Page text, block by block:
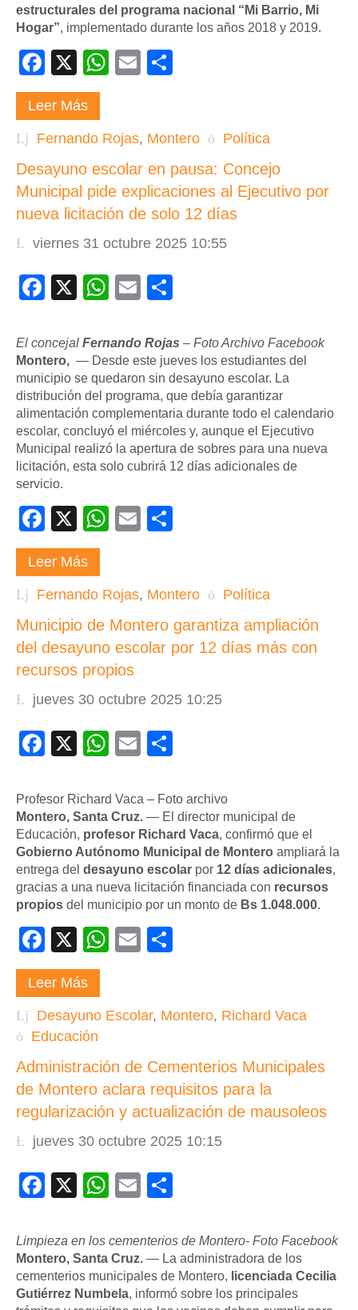
estructurales del programa nacional “Mi Barrio, Mi
Hogar”, implementado durante los años 2018 y 2019.
Facebook
X WhatsApp
Email
Leer Más
Fernando Rojas, Montero Política
Desayuno escolar en pausa: Concejo
Municipal pide explicaciones al Ejecutivo por
nueva licitación de solo 12 días
viernes 31 octubre 2025 10:55
Facebook
X WhatsApp
Email
El concejal Fernando Rojas – Foto Archivo Facebook
Montero, — Desde este jueves los estudiantes del
municipio se quedaron sin desayuno escolar. La
distribución del programa, que debía garantizar
alimentación complementaria durante todo el calendario
escolar, concluyó el miércoles y, aunque el Ejecutivo
Municipal realizó la apertura de sobres para una nueva
licitación, esta solo cubrirá 12 días adicionales de
servicio.
Facebook
X WhatsApp
Email
Leer Más
Fernando Rojas, Montero Política
Municipio de Montero garantiza ampliación
del desayuno escolar por 12 días más con
recursos propios
jueves 30 octubre 2025 10:25
Facebook
X WhatsApp
Email
Profesor Richard Vaca – Foto archivo
Montero, Santa Cruz. — El director municipal de
Educación, profesor Richard Vaca, confirmó que el
Gobierno Autónomo Municipal de Montero ampliará la
entrega del desayuno escolar por 12 días adicionales,
gracias a una nueva licitación financiada con recursos
propios del municipio por un monto de Bs 1.048.000.
Facebook
X WhatsApp
Email
Leer Más
Desayuno Escolar, Montero, Richard Vaca
Educación
Administración de Cementerios Municipales
de Montero aclara requisitos para la
regularización y actualización de mausoleos
jueves 30 octubre 2025 10:15
Facebook
X WhatsApp
Email
Limpieza en los cementerios de Montero- Foto Facebook
Montero, Santa Cruz. — La administradora de los
cementerios municipales de Montero, licenciada Cecilia
Gutiérrez Numbela, informó sobre los principales